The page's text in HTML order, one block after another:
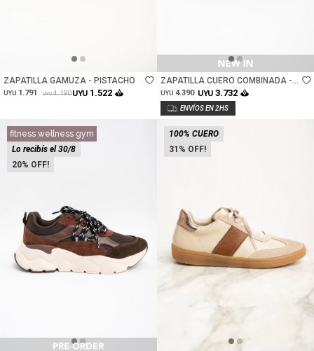
ZAPATILLA GAMUZA - PISTACHO
UYU 1.791 UYU 4.190UYU 1.522
Talle
ZAPATILLA CUERO COMBINADA -
NEGRO
UYU 4.390 UYU 3.732
20
fitness wellness gym
Lo recibís el 30/8
Talle
31
100% CUERO